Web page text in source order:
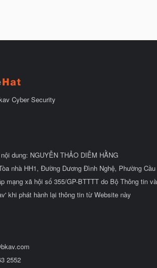
Cyber Security
dung: NGUYỄN THẢO DIỄM HẰNG
nhà HH1, Đường Dương Đình Nghệ, Phường
mạng xã hội số 355/GP-BTTTT do Bộ Thông tin
khi phát hành lại thông tin từ Website này
2552